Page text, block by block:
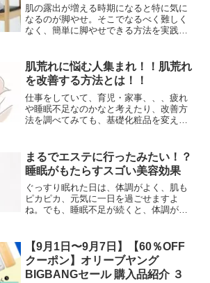
肌の露出が増える時期になると特に気に
なるのが脚やせ。そこでなるべく難しく
なく、簡単に脚やせできる方法を実践し
肌荒れに悩む人集まれ！！肌荒れ
を改善する方法とは！！
仕事をしていて、育児・家事、、、疲れ
や睡眠不足なのかなと考えたり、改善方
法を調べてみても、基礎化粧品を変えて
改善方法はないのでしょうか？この悩み
はきっと私だけではなく多くの人が肌荒
れを改善したいと思っているはず。
まるでエステに行ったみたい！？
睡眠がもたらすスゴい美容効果
ぐっすり眠れた日は、体調がよく、肌も
ピカピカ、元気に一日を過ごせますよ
ね。でも、睡眠不足が続くと、体調が優
は、睡眠は、体の疲れをとるだけでな
く、非常に優れた美容効果があるので
す。普段何気なくとっている睡眠を、見
直してみませんか？
【9月1日〜9月7日】【60％OFF
クーポン】オリーブヤング
BIGBANGセール 購入品紹介 ３